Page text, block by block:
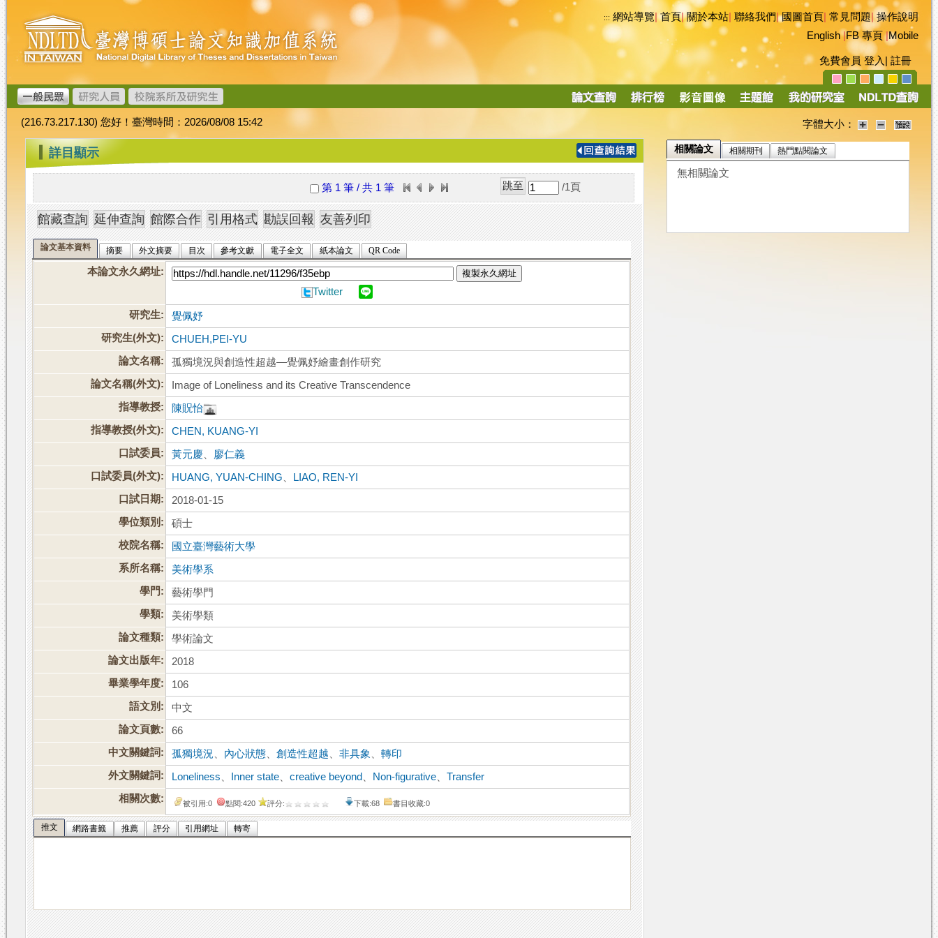
跳
到
主
要
內
容
臺
灣
博
碩
士
論
文
加
值
系
統
::: 網站導覽|首頁|關於本站 聯絡我們|國圖首頁 常見問題|操作說明
English|FB 專頁|Mobile
免費會員 登入 註冊
導
(216.73.217.130) 您好！臺灣時間：2026/08/08 15:42 字體大小：
::: 詳目顯示
第 1 筆 / 共 1 筆 /1 頁
論文基本資料 摘要 外文摘要 目次 參考文獻 電子全文 紙本論文 QR Code
本論文永久網址: 複製永久網址
Twitter
研究生:
覺佩妤
研究生(外文):
CHUEH,PEI-YU
論文名稱:
孤獨境況與創造性超越—覺佩妤繪畫創作研究
論文名稱(外文):
Image of Loneliness and its Creative Transcendence
指導教授:
陳貺怡
指導教授(外文):
CHEN, KUANG-YI
口試委員:
黃元慶
廖仁義
口試委員(外文):
HUANG, YUAN-CHING
LIAO, REN-YI
口試日期:
2018-01-15
學位類別:
碩士
校院名稱:
國立臺灣藝術大學
系所名稱:
美術學系
學門:
藝術學門
學類:
美術學類
論文種類:
學術論文
論文出版年:
2018
畢業學年度:
106
語文別:
中文
論文頁數:
66
中文關鍵詞:
孤獨境況 內心狀態 、創造性超越 、非具象 、轉印
外文關鍵詞:
Loneliness Inner state 、creative beyond Non-figurative 、Transfer
相關次數:
被引用:0 點閱:420 評分: 下載:68 書目收藏:0
推文 網路書籤 推薦 評分 引用網址 轉寄
相關論文 相關期刊 熱門點閱論文
無相關論文